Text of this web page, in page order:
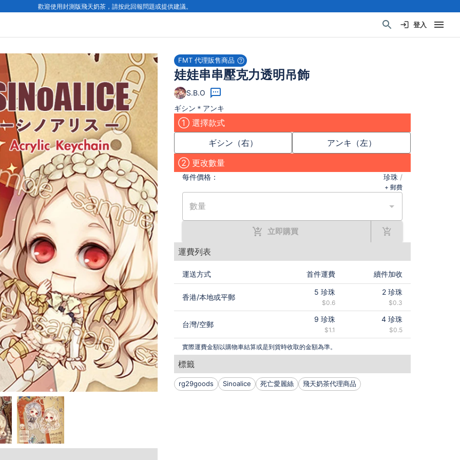
歡迎使用封測版飛天奶茶，請按此回報問題或提供建議。
登入
FMT 代理販售商品
娃娃串串壓克力透明吊飾
S.B.O
ギシン＊アンキ
① 選擇款式
ギシン（右）
アンキ（左）
② 更改數量
每件價格： 珍珠 /
+ 郵費
數量
立即購買
運費列表
運送方式 首件運費 續件加收
香港/本地或平郵
5 珍珠
$0.6
2珍珠
$0.3
台灣/空郵
9 珍珠
$1.1
4珍珠
$0.5
實際運費金額以購物車結算或是到貨時收取的金額為準。
標籤
rg29goods Sinoalice 死亡愛麗絲 飛天奶茶代理商品